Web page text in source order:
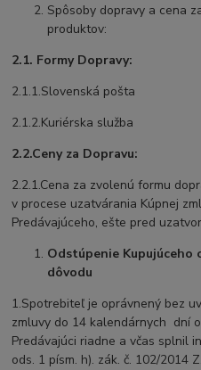
Spôsoby dopravy a cena
produktov:
2.1. Formy Dopravy:
2.1.1.Slovenská pošta
2.1.2.Kuriérska služba
2.2.Ceny za Dopravu:
2.2.1.Cena za zvolenú formu
v procese uzatvárania Kúpnej
Predávajúceho, ešte pred
Odstúpenie Kupujúceho
dôvodu
1.Spotrebiteľ je oprávnený bez
zmluvy do 14 kalendárnych dní
Predávajúci riadne a včas splnil
ods. 1 písm. h). zák. č. 102/2014